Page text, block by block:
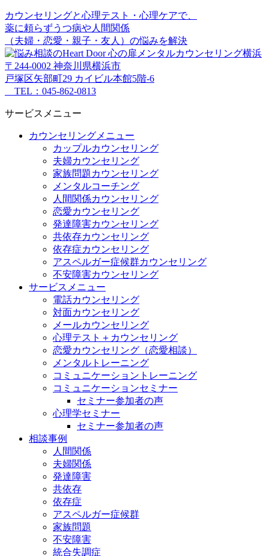
カウンセリングと心理テスト・心理ケアで、
薬に頼らずうつ病や人間関係
（夫婦・恋愛・親子・友人）の悩みを解決
〒244-0002 神奈川県横浜市
戸塚区矢部町29 カイビル本館5階-6
TEL：045-862-0813
サービスメニュー
カウンセリングメニュー
カップルカウンセリング
夫婦カウンセリング
家族問題カウンセリング
メンタルコーチング
人間関係カウンセリング
恋愛カウンセリング
発達障害カウンセリング
共依存カウンセリング
依存症カウンセリング
アスペルガー症候群カウンセリング
不安障害カウンセリング
サービスメニュー
電話カウンセリング
対面カウンセリング
メールカウンセリング
心理テスト＋カウンセリング
恋愛カウンセリング（恋愛相談）
メンタルトレーニング
コミュニケーショントレーニング
コミュニケーションセミナー
セミナー参加者の声
心理学セミナー
セミナー参加者の声
相談事例
人間関係
夫婦関係
発達障害
共依存
依存症
アスペルガー症候群
家族問題
不安障害
統合失調症